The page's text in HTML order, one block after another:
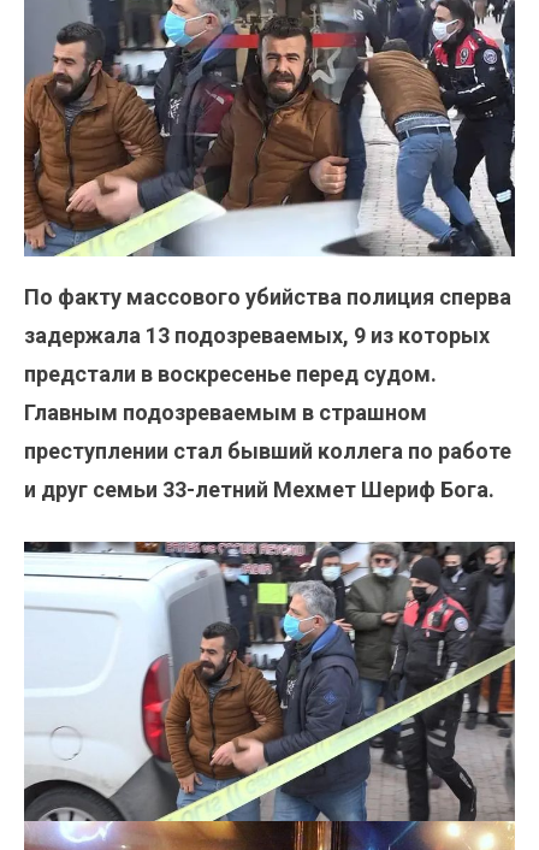
По факту массового убийства полиция сперва
задержала 13 подозреваемых, 9 из которых
предстали в воскресенье перед судом.
Главным подозреваемым в страшном
преступлении стал бывший коллега по работе
и друг семьи 33-летний Мехмет Шериф Бога.